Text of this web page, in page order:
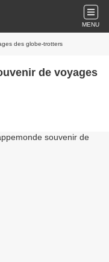
MENU
des globe-trotters
de voyages